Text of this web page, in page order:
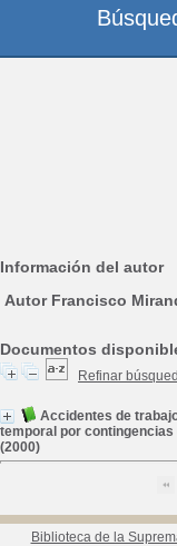
Información del autor
Autor Francisco
Documentos
Refinar
Accidentes de
temporal por contingencias
(2000)
Biblioteca de la